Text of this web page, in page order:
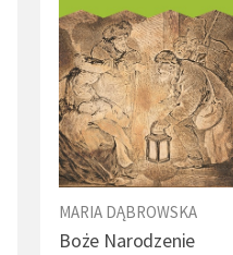
MARIA DĄBROWSKA
Boże Narodzenie